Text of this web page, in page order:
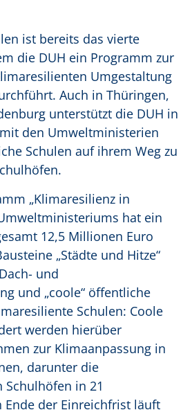
ist bereits das vierte
die DUH ein Programm zur
Umgestaltung
Auch in Thüringen,
unterstützt die DUH in
den Umweltministerien
Schulen auf ihrem Weg zu
„Klimaresilienz in
hat ein
12,5 Millionen Euro
„Städte und Hitze“
und
und „coole“ öffentliche
Schulen: Coole
werden hierüber
zur Klimaanpassung in
darunter die
Schulhöfen in 21
Ende der Einreichfrist läuft